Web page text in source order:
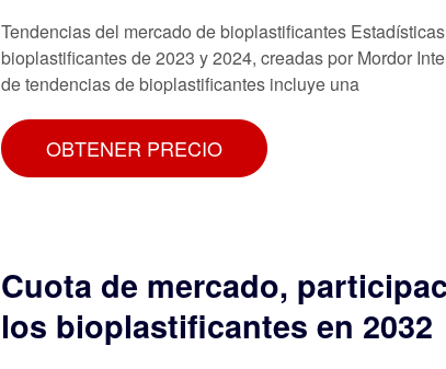
Tendencias del mercado de bioplastificantes
bioplastificantes de 2023 y 2024, creadas por Mordor
de tendencias de bioplastificantes incluye una
OBTENER PRECIO
Cuota de mercado,
los bioplastificantes en 2032